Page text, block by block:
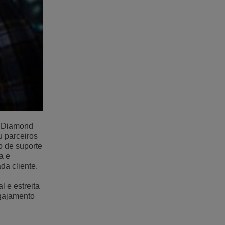
parceiros
suporte
e
cliente.
e estreita